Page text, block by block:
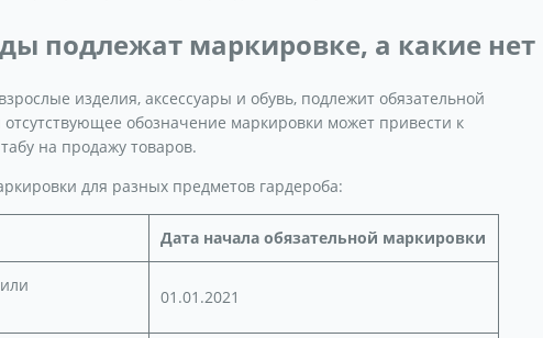
подлежат маркировке, а какие нет
изделия, аксессуары и обувь, подлежит обязательной
обозначение маркировки может привести к
на продажу товаров.
для разных предметов гардероба:
Дата начала обязательной маркировки
01.01.2021